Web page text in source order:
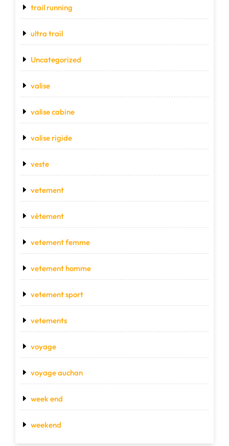
trail running
ultra trail
Uncategorized
valise
valise cabine
valise rigide
veste
vetement
vétement
vetement femme
vetement homme
vetement sport
vetements
voyage
voyage auchan
week end
weekend